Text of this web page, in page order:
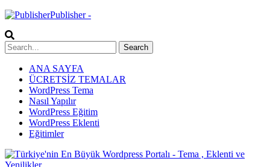
Publisher -
ANA SAYFA
ÜCRETSİZ TEMALAR
WordPress Tema
Nasıl Yapılır
WordPress Eğitim
WordPress Eklenti
Eğitimler